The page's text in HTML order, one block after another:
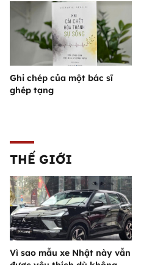
Ghi chép của một bác sĩ
ghép tạng
THẾ GIỚI
Vì sao mẫu xe Nhật này vẫn